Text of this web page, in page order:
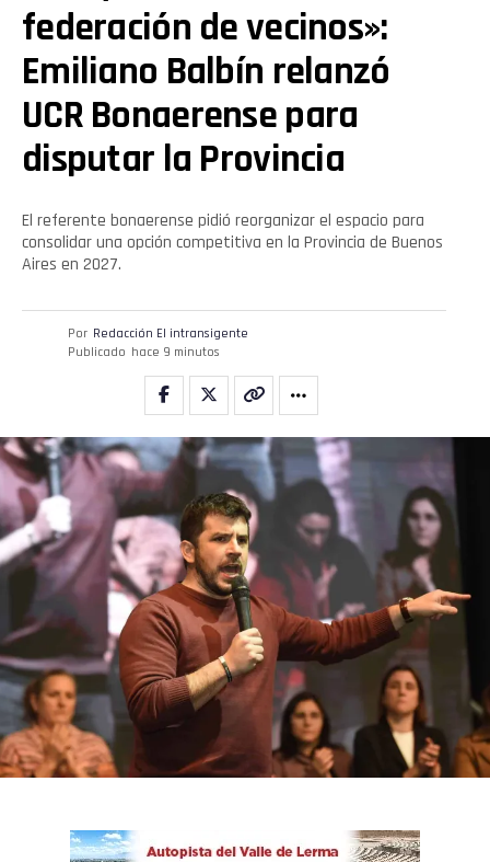
federación de vecinos»:
Emiliano Balbín relanzó
UCR Bonaerense para
disputar la Provincia
El referente bonaerense pidió reorganizar el espacio para
consolidar una opción competitiva en la Provincia de Buenos
Aires en 2027.
Por Redacción El intransigente
Publicado hace 9 minutos